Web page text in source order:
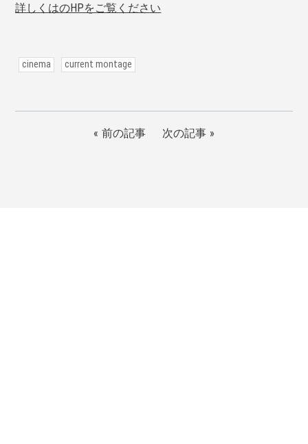
詳しくはのHPをご覧ください
cinema current montage
前の記事 次の記事